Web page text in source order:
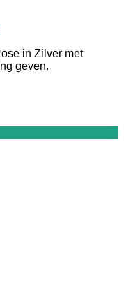
in Zilver met
geven.